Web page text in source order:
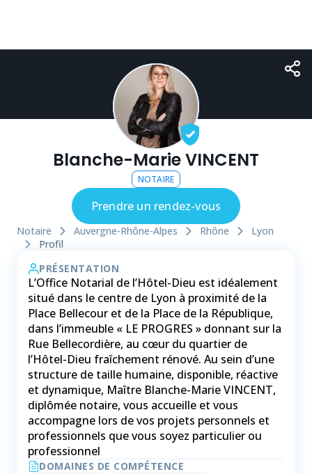
Blanche-Marie VINCENT
NOTAIRE
Prendre un rendez-vous
Notaire Auvergne-Rhône-Alpes Rhône
Lyon
Profil
PRÉSENTATION
L’Office Notarial de l’Hôtel-Dieu est idéalement
situé dans le centre de Lyon à proximité de la
Place Bellecour et de la Place de la République,
dans l’immeuble « LE PROGRES » donnant sur la
Rue Bellecordière, au cœur du quartier de
l’Hôtel-Dieu fraîchement rénové. Au sein d’une
structure de taille humaine, disponible, réactive
et dynamique, Maître Blanche-Marie VINCENT,
diplômée notaire, vous accueille et vous
accompagne lors de vos projets personnels et
professionnels que vous soyez particulier ou
professionnel
DOMAINES DE COMPÉTENCE